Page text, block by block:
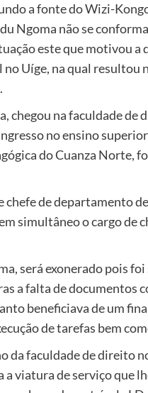
a fonte do Wizi-
Ngoma não se
este que motivou
Uíge, na qual resultou
chegou na faculdade
no ensino
do Cuanza Norte,
chefe de departamento
simultâneo o cargo de
será exonerado pois
a falta de documentos
beneficiava de um
de tarefas bem
da faculdade de direito
a viatura de serviço que